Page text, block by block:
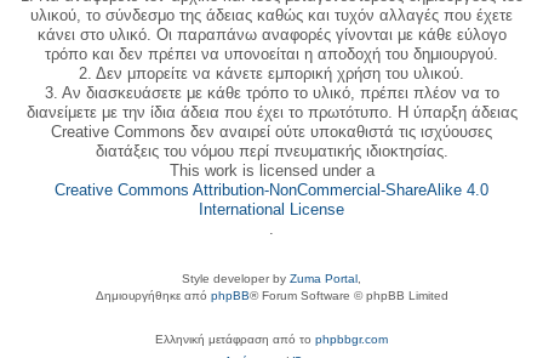
υλικού, το σύνδεσμο της άδειας καθώς και τυχόν αλλαγές που έχετε
κάνει στο υλικό. Οι παραπάνω αναφορές γίνονται με κάθε εύλογο
τρόπο και δεν πρέπει να υπονοείται η αποδοχή του δημιουργού.
2. Δεν μπορείτε να κάνετε εμπορική χρήση του υλικού.
3. Αν διασκευάσετε με κάθε τρόπο το υλικό, πρέπει πλέον να το
διανείμετε με την ίδια άδεια που έχει το πρωτότυπο. Η ύπαρξη άδειας
Creative Commons δεν αναιρεί ούτε υποκαθιστά τις ισχύουσες
διατάξεις του νόμου περί πνευματικής ιδιοκτησίας.
This work is licensed under a
Creative Commons Attribution-NonCommercial-ShareAlike 4.0
International License
.
Style developer by Zuma Portal
Δημιουργήθηκε από phpBB® Forum Software © phpBB Limited
Ελληνική μετάφραση από το phpbbgr.com